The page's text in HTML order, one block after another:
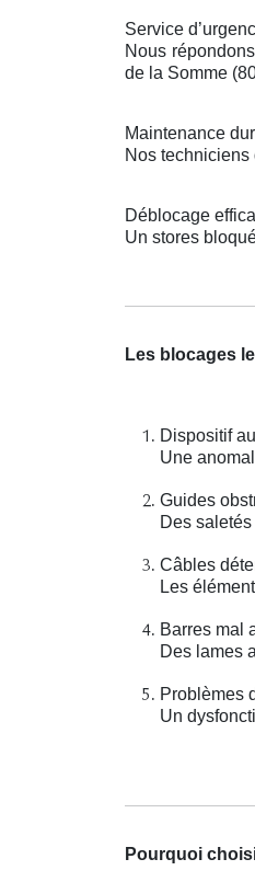
Service
Nous
de la Somme
Maintenance
Nos techniciens
Déblocage
Un stores
Les blocages
Dispositif
Une
Guides
Des
Câbles
Les
Barres mal
Des lames
Problèmes
Un
Pourquoi